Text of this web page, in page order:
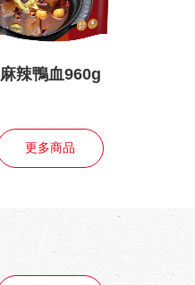
麻辣鴨血960g
更多商品